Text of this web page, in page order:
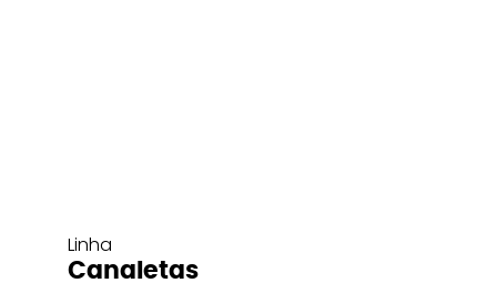
Linha
Canaletas